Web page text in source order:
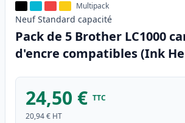
Multipack
Neuf Standard capacité
Pack de 5 Brother LC1000
d'encre compatibles (Ink
24,50 € TTC
20,94 € HT